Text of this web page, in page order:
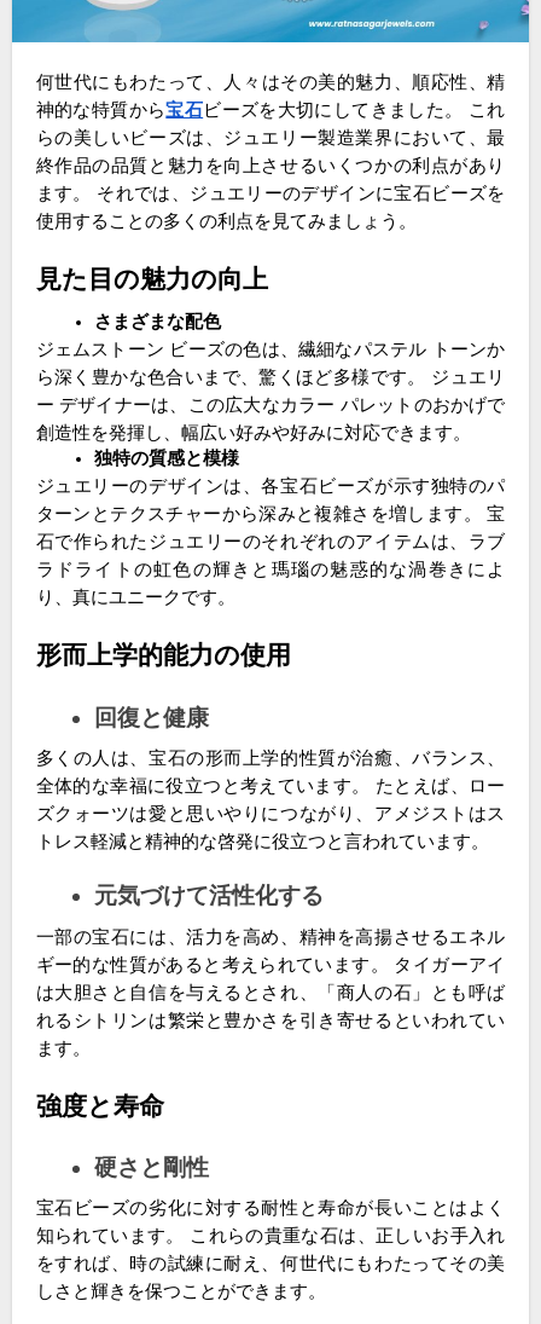
何世代にもわたって、人々はその美的魅力、順応性、精
神的な特質から宝石ビーズを大切にしてきました。 これ
らの美しいビーズは、ジュエリー製造業界において、最
終作品の品質と魅力を向上させるいくつかの利点があり
ます。 それでは、ジュエリーのデザインに宝石ビーズを
使用することの多くの利点を見てみましょう。
見た目の魅力の向上
さまざまな配色
ジェムストーン ビーズの色は、繊細なパステル トーンか
ら深く豊かな色合いまで、驚くほど多様です。 ジュエリ
ー デザイナーは、この広大なカラー パレットのおかげで
創造性を発揮し、幅広い好みや好みに対応できます。
独特の質感と模様
ジュエリーのデザインは、各宝石ビーズが示す独特のパ
ターンとテクスチャーから深みと複雑さを増します。 宝
石で作られたジュエリーのそれぞれのアイテムは、ラブ
ラドライトの虹色の輝きと瑪瑙の魅惑的な渦巻きによ
り、真にユニークです。
形而上学的能力の使用
回復と健康
多くの人は、宝石の形而上学的性質が治癒、バランス、
全体的な幸福に役立つと考えています。 たとえば、ロー
ズクォーツは愛と思いやりにつながり、アメジストはス
トレス軽減と精神的な啓発に役立つと言われています。
元気づけて活性化する
一部の宝石には、活力を高め、精神を高揚させるエネル
ギー的な性質があると考えられています。 タイガーアイ
は大胆さと自信を与えるとされ、「商人の石」とも呼ば
れるシトリンは繁栄と豊かさを引き寄せるといわれてい
ます。
強度と寿命
硬さと剛性
宝石ビーズの劣化に対する耐性と寿命が長いことはよく
知られています。 これらの貴重な石は、正しいお手入れ
をすれば、時の試練に耐え、何世代にもわたってその美
しさと輝きを保つことができます。